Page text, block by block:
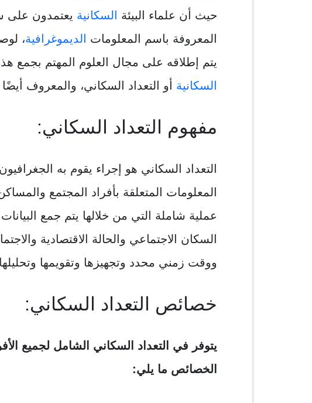
حيث أن علماء البيئة
السكانية يعتمدون على
المعروفة باسم المعلومات
الديموغرافية،
يتم إطلاقه على مجال العلوم المهتم بجمع
السكانية أو التعداد السكاني، والمعروف
مفهوم التعداد السكاني:
التعداد السكاني هو إجراء يقوم به
المعلومات المتعلقة بأفراد المجتمع
عملية شاملة التي من خلالها يتم جمع
السكان الاجتماعي والحالة الاقتصادية
ووقت زمني محدد وتجهيزها وتقويمها
خصائص التعداد السكاني:
يتوفر في التعداد السكاني الشامل لجميع
الخصائص ما يلي: